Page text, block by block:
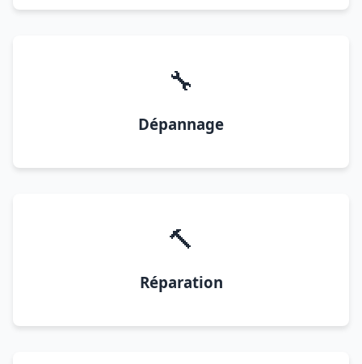
🔧
Dépannage
🔨
Réparation